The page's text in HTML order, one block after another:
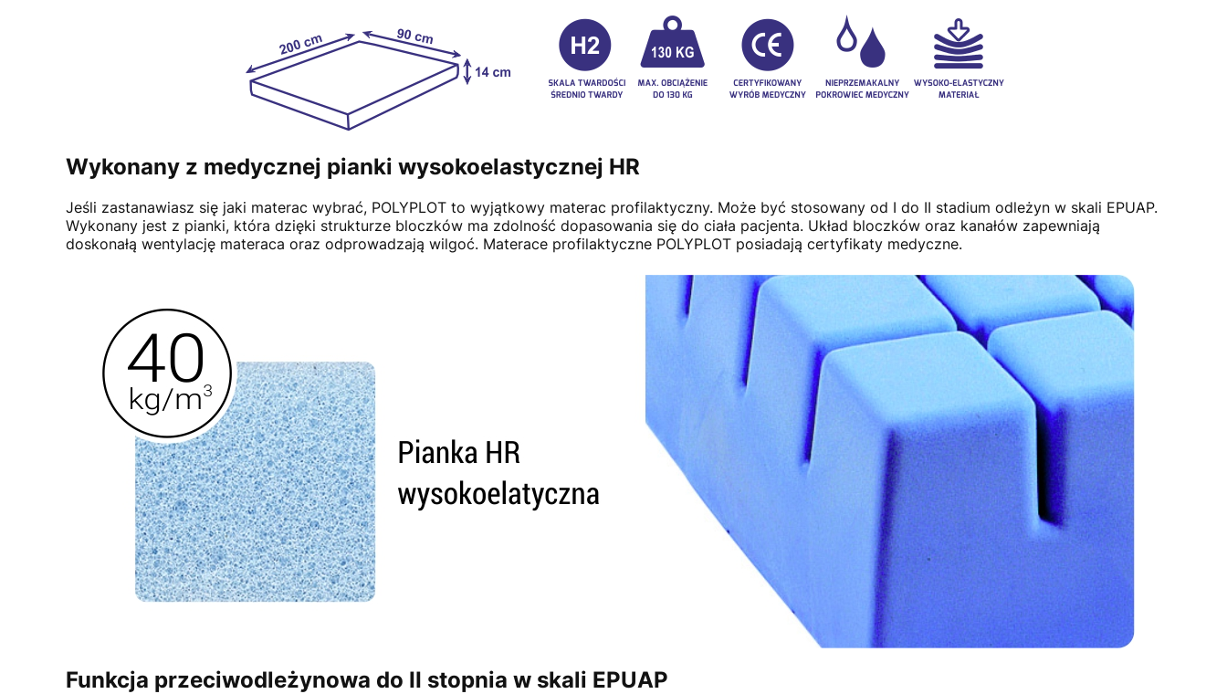
Wykonany z medycznej pianki wysokoelastycznej HR
Jeśli zastanawiasz się jaki materac wybrać, POLYPLOT to wyjątkowy materac profilaktyczny. Może być stosowany od I do II stadium odleżyn w skali EPUAP.
Wykonany jest z pianki, która dzięki strukturze bloczków ma zdolność dopasowania się do ciała pacjenta. Układ bloczków oraz kanałów zapewniają
doskonałą wentylację materaca oraz odprowadzają wilgoć. Materace profilaktyczne POLYPLOT posiadają certyfikaty medyczne.
Funkcja przeciwodleżynowa do II stopnia w skali EPUAP